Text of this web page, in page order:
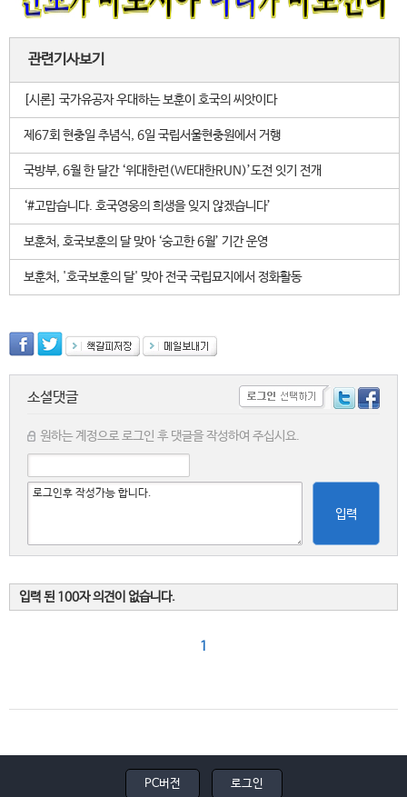
관련기사보기
[시론] 국가유공자 우대하는 보훈이 호국의 씨앗이다
제67회 현충일 추념식, 6일 국립서울현충원에서 거행
국방부, 6월 한 달간 ‘위대한런(WE대한RUN)’도전 잇기 전개
‘#고맙습니다. 호국영웅의 희생을 잊지 않겠습니다’
보훈처, 호국보훈의 달 맞아 ‘숭고한 6월’ 기간 운영
보훈처, '호국보훈의 달' 맞아 전국 국립묘지에서 정화활동
소셜댓글
원하는 계정으로 로그인 후 댓글을 작성하여 주십시요.
입력
입력 된 100자 의견이 없습니다.
1
PC버전 로그인